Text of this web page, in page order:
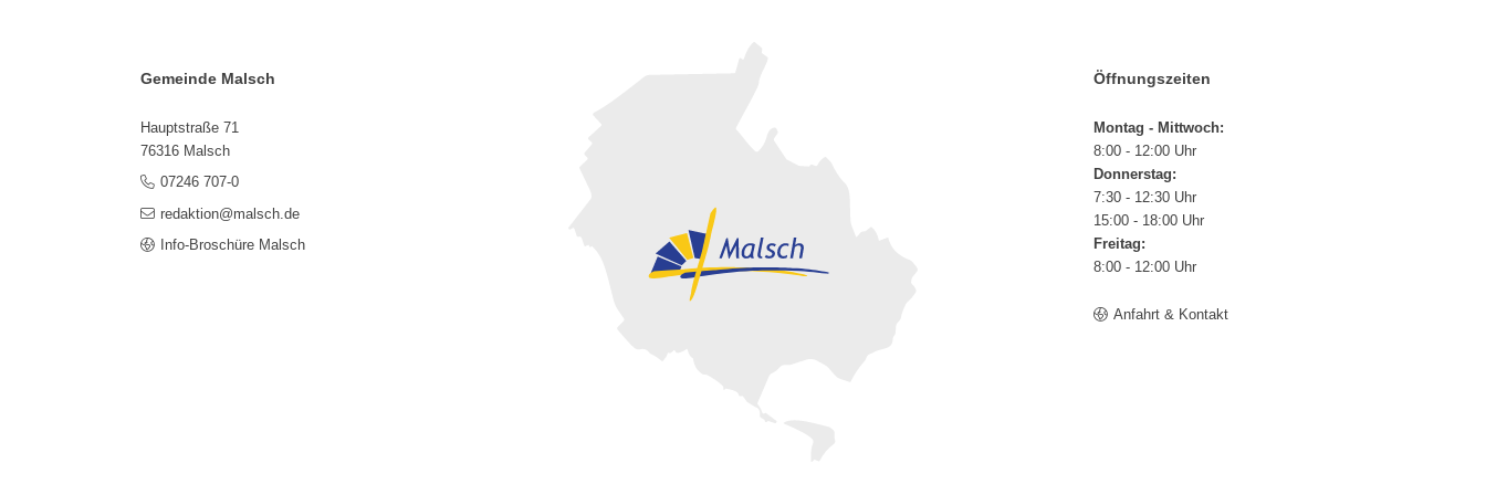
Gemeinde Malsch
Hauptstraße 71
76316 Malsch
07246 707-0
redaktion@malsch.de
Info-Broschüre Malsch
Öffnungszeiten
Montag - Mittwoch:
8:00 - 12:00 Uhr
Donnerstag:
7:30 - 12:30 Uhr
15:00 - 18:00 Uhr
Freitag:
8:00 - 12:00 Uhr
Anfahrt & Kontakt